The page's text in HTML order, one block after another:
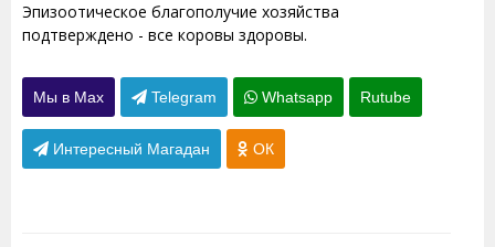
Эпизоотическое благополучие хозяйства
подтверждено - все коровы здоровы.
Мы в Max Telegram Whatsapp Rutube
Интересный Магадан ОК